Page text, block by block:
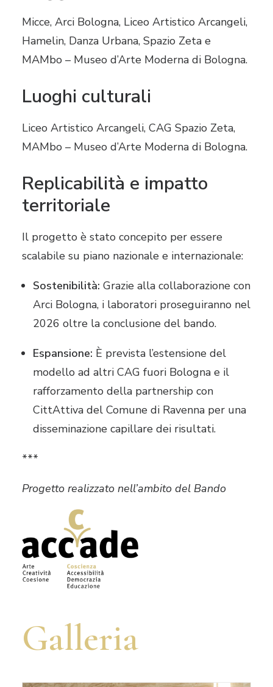
Micce, Arci Bologna, Liceo Artistico Arcangeli,
Hamelin, Danza Urbana, Spazio Zeta e
MAMbo – Museo d’Arte Moderna di Bologna.
Luoghi culturali
Liceo Artistico Arcangeli, CAG Spazio Zeta,
MAMbo – Museo d’Arte Moderna di Bologna.
Replicabilità e impatto
territoriale
Il progetto è stato concepito per essere
scalabile su piano nazionale e internazionale:
Sostenibilità: Grazie alla collaborazione con
Arci Bologna, i laboratori proseguiranno nel
2026 oltre la conclusione del bando.
Espansione: È prevista l’estensione del
modello ad altri CAG fuori Bologna e il
rafforzamento della partnership con
CittAttiva del Comune di Ravenna per una
disseminazione capillare dei risultati.
***
Progetto realizzato nell’ambito del Bando